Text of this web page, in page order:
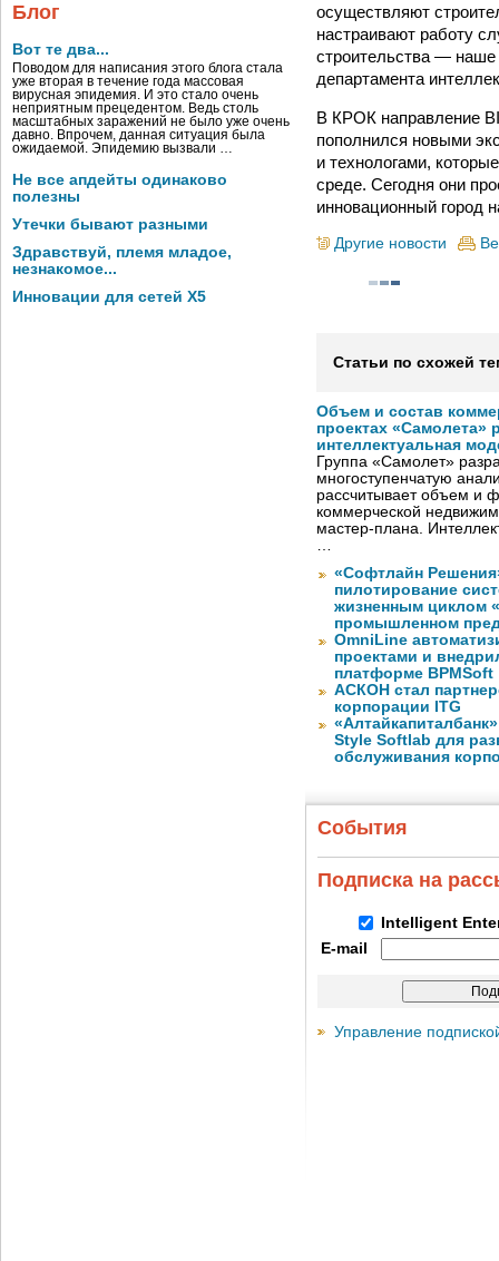
Блог
Вот те два...
Поводом для написания этого блога стала
уже вторая в течение года массовая
вирусная эпидемия. И это стало очень
неприятным прецедентом. Ведь столь
масштабных заражений не было уже очень
давно. Впрочем, данная ситуация была
ожидаемой. Эпидемию вызвали …
Не все апдейты одинаково
полезны
Утечки бывают разными
Здравствуй, племя младое,
незнакомое...
Инновации для сетей X5
осуществляют
настраивают работу
строительства —
департамента
В КРОК направление
пополнился новыми
и технологами,
среде. Сегодня они
инновационный город
Другие новости
Статьи по схожей
Объем и состав
проектах «Самолета»
интеллектуальная
Группа «Самолет»
многоступенчатую
рассчитывает объем и
коммерческой
мастер-плана.
…
«Софтлайн
пилотирование
жизненным циклом
промышленном
OmniLine
проектами и
платформе BPMSoft
АСКОН стал
корпорации ITG
Style Softlab для
обслуживания
События
Подписка на
Intelligent
E-mail
Управление